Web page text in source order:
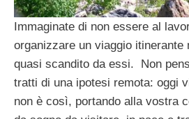
Immaginate di non essere al
organizzare un viaggio itinerante
quasi scandito da essi. Non
tratti di una ipotesi remota: oggi
non è così, portando alla vostra